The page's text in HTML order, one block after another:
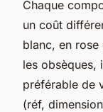
Chaque
un coût
blanc, en rose
les obsèques,
préférable de
(réf,